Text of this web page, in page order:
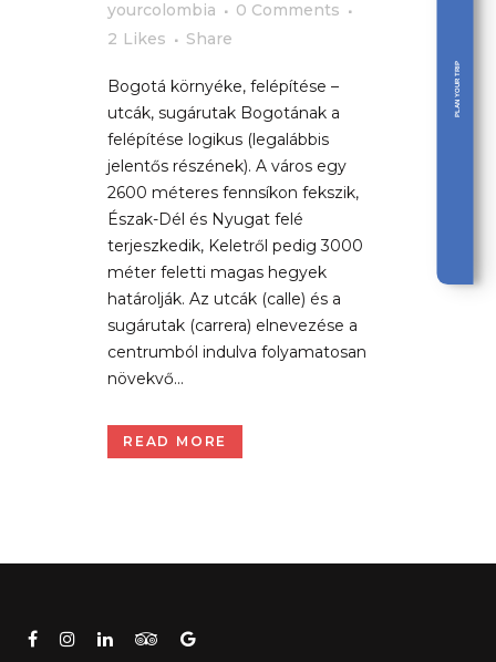
yourcolombia
0 Comments
2 Likes Share
Bogotá környéke, felépítése –
utcák, sugárutak Bogotának a
felépítése logikus (legalábbis
jelentős részének). A város egy
2600 méteres fennsíkon fekszik,
Észak-Dél és Nyugat felé
terjeszkedik, Keletről pedig 3000
méter feletti magas hegyek
határolják. Az utcák (calle) és a
sugárutak (carrera) elnevezése a
centrumból indulva folyamatosan
növekvő...
READ MORE
PLAN YOUR TRIP